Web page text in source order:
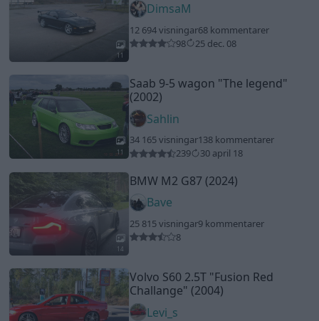
11
DimsaM
12 694 visningar68 kommentarer
98
25 dec. 08
11
Saab 9-5 wagon "The legend"
(2002)
Sahlin
34 165 visningar138 kommentarer
239
30 april 18
14
BMW M2 G87 (2024)
Bave
25 815 visningar9 kommentarer
8
Volvo S60 2.5T "Fusion Red
Challange" (2004)
Levi_s